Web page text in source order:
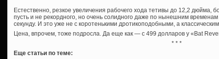
Естественно, резкое увеличения рабочего хода тетивы до 12,2 дюйма,
пусть и не рекордного, но очень солидного даже по нынешним
секунду. И это уже не с коротенькими дротикоподобными, а
Цена, впрочем, тоже подросла. Да еще как — с 499 долларов у «Bat
* * *
Еще статьи по теме: